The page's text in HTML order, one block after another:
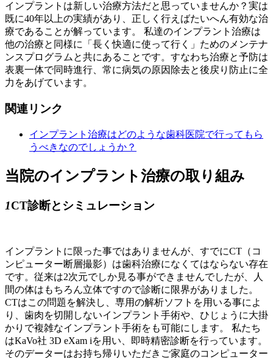
インプラントは新しい治療方法だと思っていませんか？実は
既に40年以上の実績があり、正しく行えばたいへん有効な治
療であることが解っています。 私達のインプラント治療は
他の治療と同様に「長く快適に使って行く」ためのメンテナ
ンスプログラムと共にあることです。すなわち治療と予防は
表裏一体で同時進行、常に病気の原因除去と後戻り防止に全
力をあげています。
関連リンク
インプラント治療はどのような歯科医院で行ってもら
うべきなのでしょうか？
当院のインプラント治療の取り組み
1CT診断とシミュレーション
インプラントに限った事ではありませんが、すでにCT（コ
ンピューター断層撮影）は歯科治療になくてはならない存在
です。従来は2次元でしか見る事ができませんでしたが、人
間の体はもちろん立体ですので診断に限界がありました。
CTはこの問題を解決し、専用の解析ソフトを用いる事によ
り、歯肉を切開しないインプラント手術や、ひじょうに大掛
かりで複雑なインプラント手術をも可能にします。 私たち
はKaVo社 3D eXam iを用い、即時精密診断を行っています。
そのデーターはお持ち帰りいただきご家庭のコンピューター